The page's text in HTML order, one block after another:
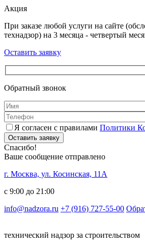
Акция
При заказе любой услуги на сайте
технадзор) на 3 месяца - четвертый
Оставить заявку
Обратный звонок
Я согласен с правилами Политики
Оставить заявку
Спасибо!
Ваше сообщение отправлено
г. Москва, ул. Косинская, 11А
с 9:00 до 21:00
info@nadzora.ru +7 (916) 727-55-00
технический надзор за строительством